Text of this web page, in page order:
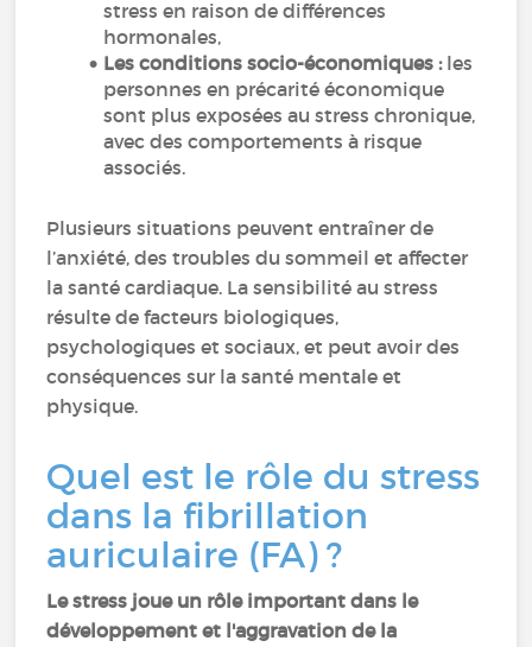
stress en raison de différences
hormonales,
Les conditions socio-économiques :les
personnes en précarité économique
sont plus exposées au stress chronique,
avec des comportements à risque
associés.
Plusieurs situations peuvent entraîner de
l’anxiété, des troubles du sommeil et affecter
la santé cardiaque. La sensibilité au stress
résulte de facteurs biologiques,
psychologiques et sociaux, et peut avoir des
conséquences sur la santé mentale et
physique.
Quel est le rôle du stress
dans la fibrillation
auriculaire (FA) ?
Le stress joue un rôle important dans le
développement et l'aggravation de la